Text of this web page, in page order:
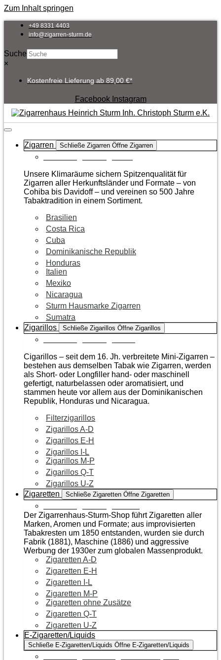
Zum Inhalt springen
+49 8331 4403
info@zigarren-sturm.de
Suche
×
Kostenfreie Lieferung ab 89,00 €*
Facebook Instagram
Zigarren Schließe Zigarren Öffne Zigarren
Unsere Klimaräume sichern Spitzenqualität für
Zigarren aller Herkunftsländer und Formate – von
Cohiba bis Davidoff – und vereinen so 500 Jahre
Tabaktradition in einem Sortiment.
Brasilien
Costa Rica
Cuba
Dominikanische Republik
Honduras
Italien
Mexiko
Nicaragua
Sturm Hausmarke Zigarren
Sumatra
Zigarillos
Schließe Zigarillos Öffne Zigarillos
Cigarillos – seit dem 16. Jh. verbreitete Mini-Zigarren –
bestehen aus demselben Tabak wie Zigarren, werden
als Short- oder Longfiller hand- oder maschinell
gefertigt, naturbelassen oder aromatisiert, und
stammen heute vor allem aus der Dominikanischen
Republik, Honduras und Nicaragua.
Filterzigarillos
Zigarillos A-D
Zigarillos E-H
Zigarillos I-L
Zigarillos M-P
Zigarillos Q-T
Zigarillos U-Z
Zigaretten
Schließe Zigaretten Öffne Zigaretten
Der Zigarrenhaus-Sturm-Shop führt Zigaretten aller
Marken, Aromen und Formate; aus improvisierten
Tabakresten um 1850 entstanden, wurden sie durch
Fabrik (1881), Maschine (1886) und aggressive
Werbung der 1930er zum globalen Massenprodukt.
Zigaretten A-D
Zigaretten E-H
Zigaretten I-L
Zigaretten M-P
Zigaretten ohne Zusätze
Zigaretten Q-T
Zigaretten U-Z
E-Zigaretten/Liquids
Schließe E-Zigaretten/Liquids Öffne E-Zigaretten/Liquids